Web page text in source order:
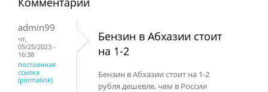
admin99
чт,
05/25/2023 -
16:38
постоянная
ссылка
(permalink)
Бензин в Абхазии стоит
на 1-2
Бензин в Абхазии стоит на 1-2
рубля дешевле, чем в России